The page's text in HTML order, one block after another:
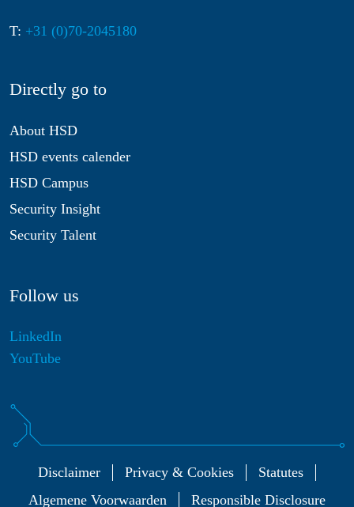
T: +31 (0)70-2045180
Directly go to
About HSD
HSD events calender
HSD Campus
Security Insight
Security Talent
Follow us
LinkedIn
YouTube
Disclaimer Privacy & Cookies
Statutes
Algemene Voorwaarden
Responsible Disclosure